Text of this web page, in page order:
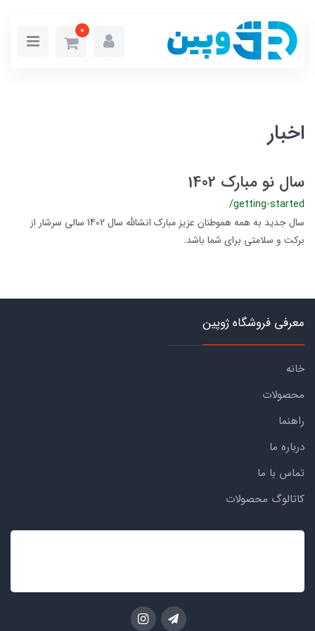
0
اخبار
سال نو مبارک 1402
/getting-started
سال جدید به همه هموطنان عزیز مبارک انشالله سال 1402 سالی سرشار از
برکت و سلامتی برای شما باشد.
معرفی فروشگاه ژوپین
خانه
محصولات
راهنما
درباره ما
تماس با ما
کاتالوگ محصولات